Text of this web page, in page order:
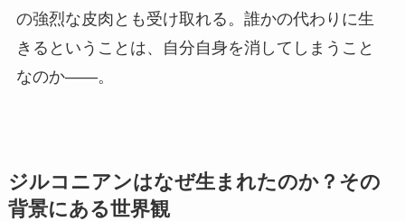
の強烈な皮肉とも受け取れる。誰かの代わりに生
きるということは、自分自身を消してしまうこと
なのか——。
ジルコニアンはなぜ生まれたのか？その
背景にある世界観